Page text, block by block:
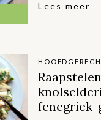
Lees meer
fenegriek-